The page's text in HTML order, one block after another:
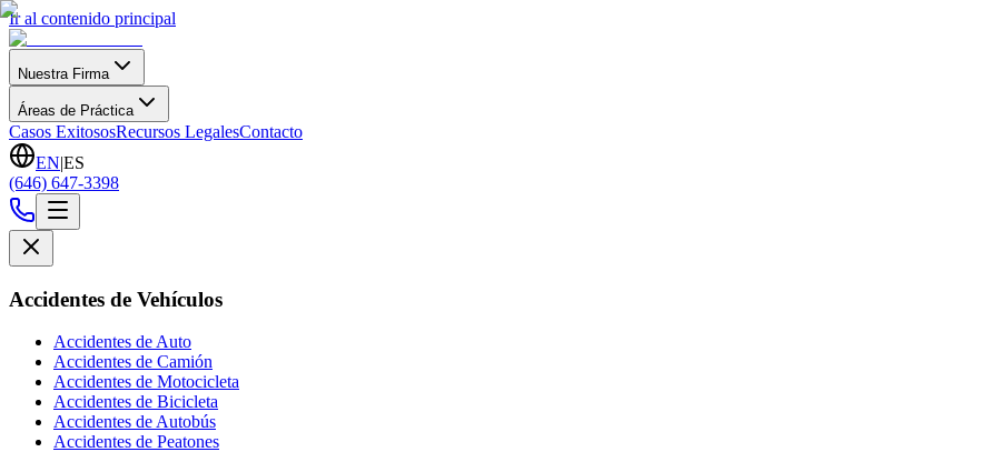
Ir al contenido principal
Nuestra Firma
Áreas de Práctica
Casos ExitososRecursos LegalesContacto
EN|ES
(646) 647-3398
Accidentes de Vehículos
Accidentes de Auto
Accidentes de Camión
Accidentes de Motocicleta
Accidentes de Bicicleta
Accidentes de Autobús
Accidentes de Peatones